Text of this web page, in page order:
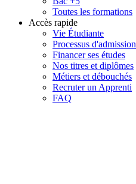
Toutes les formations
Accès rapide
Vie Étudiante
Processus d'admission
Financer ses études
Nos titres et diplômes
Métiers et débouchés
Recruter un Apprenti
FAQ